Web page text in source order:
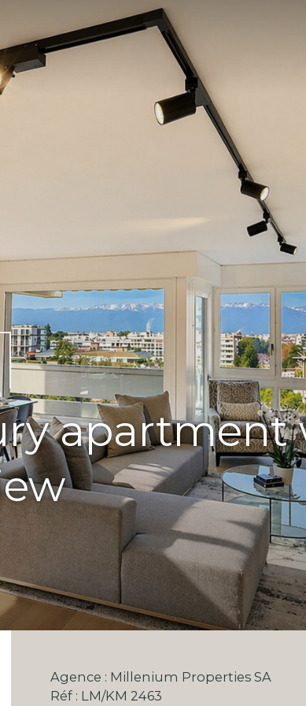
apartment
Agence : Millenium Properties SA
Réf : LM/KM 2463